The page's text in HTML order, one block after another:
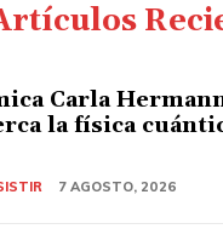
Carla
la física
7 AGOSTO, 2026